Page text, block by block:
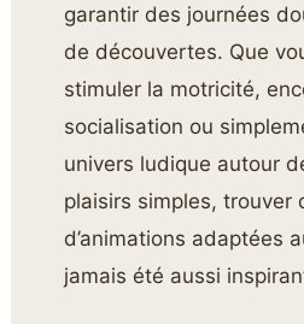
garantir des journées
de découvertes. Que
stimuler la motricité,
socialisation ou
univers ludique autour
plaisirs simples, trouver
d’animations adaptées
jamais été aussi